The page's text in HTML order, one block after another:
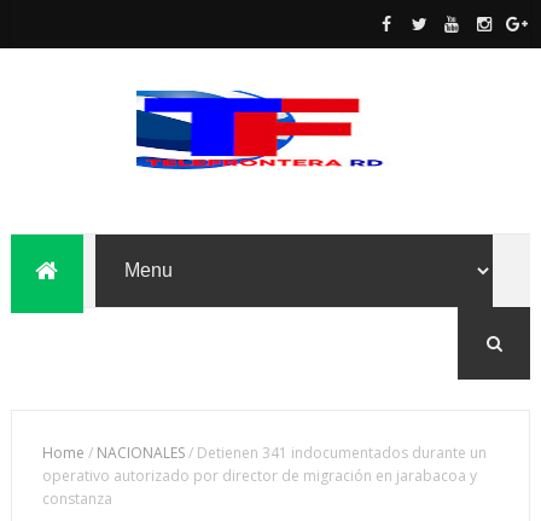
Home / NACIONALES/ Detienen 341 indocumentados durante un
operativo autorizado por director de migración en jarabacoa y
constanza